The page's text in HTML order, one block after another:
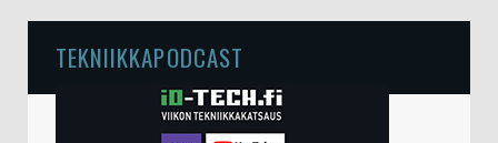
TEKNIIKKAPODCAST